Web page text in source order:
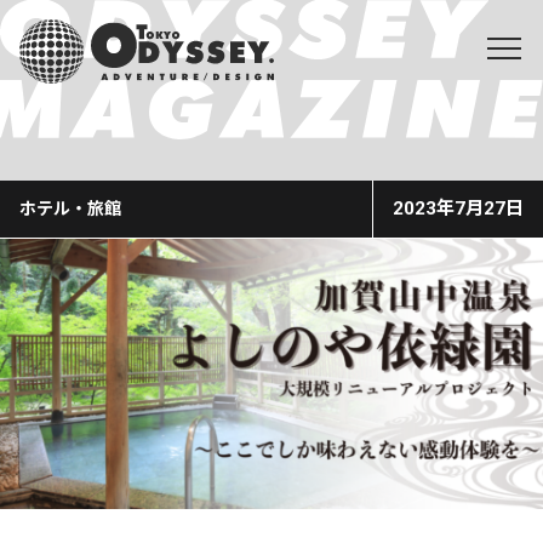
ホテル・旅館 2023年7月27日